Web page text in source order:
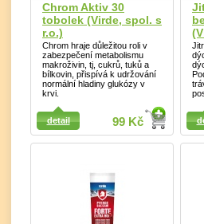
Chrom Aktiv 30
tobolek (Virde, spol. s
r.o.)
Chrom hraje důležitou roli v
zabezpečení metabolismu
makroživin, tj, cukrů, tuků a
bílkovin, přispívá k udržování
normální hladiny glukózy v
krvi.
99 Kč
detail